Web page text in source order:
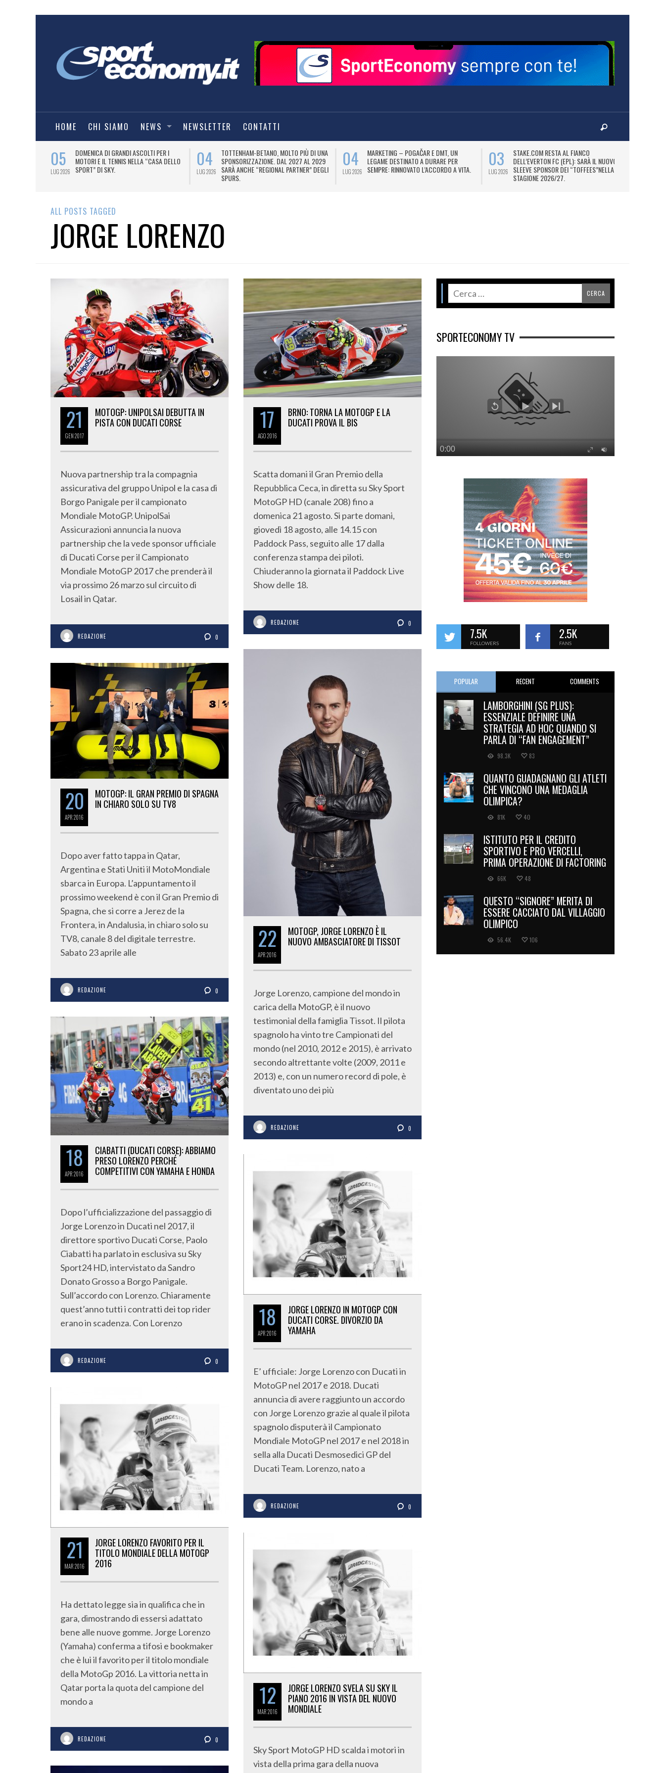
HOME CHI SIAMO NEWS NEWSLETTER CONTATTI
05
LUG 2026
DOMENICA DI GRANDI ASCOLTI PER I
MOTORI E IL TENNIS NELLA “CASA DELLO
SPORT” DI SKY.
04
LUG 2026
TOTTENHAM-BETANO, MOLTO PIÙ DI UNA
SPONSORIZZAZIONE. DAL 2027 AL 2029
SARÀ ANCHE “REGIONAL PARTNER” DEGLI
SPURS.
04
LUG 2026
MARKETING – POGAČAR E DMT, UN
LEGAME DESTINATO A DURARE PER
SEMPRE: RINNOVATO L’ACCORDO A VITA.
03
LUG 2026
STAKE.COM RESTA AL FIANCO
DELL’EVERTON FC (EPL): SARÀ IL NUOVO
SLEEVE SPONSOR DEI “TOFFEES”NELLA
STAGIONE 2026/27.
ALL POSTS TAGGED
JORGE LORENZO
21
GEN2017
MOTOGP: UNIPOLSAI DEBUTTA IN
PISTA CON DUCATI CORSE
Nuova partnership tra la compagnia
assicurativa del gruppo Unipol e la casa di
Borgo Panigale per il campionato
Mondiale MotoGP. UnipolSai
Assicurazioni annuncia la nuova
partnership che la vede sponsor ufficiale
di Ducati Corse per il Campionato
Mondiale MotoGP 2017 che prenderà il
via prossimo 26 marzo sul circuito di
Losail in Qatar.
REDAZIONE 0
17
AGO2016
BRNO: TORNA LA MOTOGP E LA
DUCATI PROVA IL BIS
Scatta domani il Gran Premio della
Repubblica Ceca, in diretta su Sky Sport
MotoGP HD (canale 208) fino a
domenica 21 agosto. Si parte domani,
giovedì 18 agosto, alle 14.15 con
Paddock Pass, seguito alle 17 dalla
conferenza stampa dei piloti.
Chiuderanno la giornata il Paddock Live
Show delle 18.
REDAZIONE 0
22
APR2016
MOTOGP, JORGE LORENZO È IL
NUOVO AMBASCIATORE DI TISSOT
Jorge Lorenzo, campione del mondo in
carica della MotoGP, è il nuovo
testimonial della famiglia Tissot. Il pilota
spagnolo ha vinto tre Campionati del
mondo (nel 2010, 2012 e 2015), è arrivato
secondo altrettante volte (2009, 2011 e
2013) e, con un numero record di pole, è
diventato uno dei più
REDAZIONE 0
20
APR2016
MOTOGP: IL GRAN PREMIO DI SPAGNA
IN CHIARO SOLO SU TV8
Dopo aver fatto tappa in Qatar,
Argentina e Stati Uniti il MotoMondiale
sbarca in Europa. L’appuntamento il
prossimo weekend è con il Gran Premio di
Spagna, che si corre a Jerez de la
Frontera, in Andalusia, in chiaro solo su
TV8, canale 8 del digitale terrestre.
Sabato 23 aprile alle
REDAZIONE 0
18
APR2016
CIABATTI (DUCATI CORSE): ABBIAMO
PRESO LORENZO PERCHÉ
COMPETITIVI CON YAMAHA E HONDA
Dopo l’ufficializzazione del passaggio di
Jorge Lorenzo in Ducati nel 2017, il
direttore sportivo Ducati Corse, Paolo
Ciabatti ha parlato in esclusiva su Sky
Sport24 HD, intervistato da Sandro
Donato Grosso a Borgo Panigale.
Sull’accordo con Lorenzo. Chiaramente
quest’anno tutti i contratti dei top rider
erano in scadenza. Con Lorenzo
REDAZIONE 0
18
APR2016
JORGE LORENZO IN MOTOGP CON
DUCATI CORSE. DIVORZIO DA
YAMAHA
E’ ufficiale: Jorge Lorenzo con Ducati in
MotoGP nel 2017 e 2018. Ducati
annuncia di avere raggiunto un accordo
con Jorge Lorenzo grazie al quale il pilota
spagnolo disputerà il Campionato
Mondiale MotoGP nel 2017 e nel 2018 in
sella alla Ducati Desmosedici GP del
Ducati Team. Lorenzo, nato a
REDAZIONE 0
21
MAR2016
JORGE LORENZO FAVORITO PER IL
TITOLO MONDIALE DELLA MOTOGP
2016
Ha dettato legge sia in qualifica che in
gara, dimostrando di essersi adattato
bene alle nuove gomme. Jorge Lorenzo
(Yamaha) conferma a tifosi e bookmaker
che è lui il favorito per il titolo mondiale
della MotoGp 2016. La vittoria netta in
Qatar porta la quota del campione del
mondo a
REDAZIONE 0
12
MAR2016
JORGE LORENZO SVELA SU SKY IL
PIANO 2016 IN VISTA DEL NUOVO
MONDIALE
Sky Sport MotoGP HD scalda i motori in
vista della prima gara della nuova
SPORTECONOMY TV
7.5K
FOLLOWERS
2.5K
FANS
POPULAR RECENT COMMENTS
LAMBORGHINI (SG PLUS):
ESSENZIALE DEFINIRE UNA
STRATEGIA AD HOC QUANDO SI
PARLA DI “FAN ENGAGEMENT”
98.3K 83
QUANTO GUADAGNANO GLI ATLETI
CHE VINCONO UNA MEDAGLIA
OLIMPICA?
81K 40
ISTITUTO PER IL CREDITO
SPORTIVO E PRO VERCELLI,
PRIMA OPERAZIONE DI FACTORING
66K 48
QUESTO “SIGNORE” MERITA DI
ESSERE CACCIATO DAL VILLAGGIO
OLIMPICO
56.4K 106